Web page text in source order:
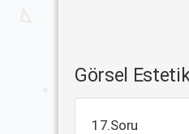
Görsel
17.Soru